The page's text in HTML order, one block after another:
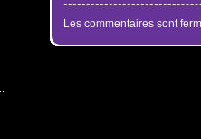
Les commentaires sont